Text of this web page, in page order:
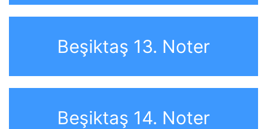
Beşiktaş 13. Noter
Beşiktaş 14. Noter